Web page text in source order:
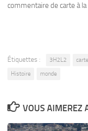
commentaire de carte à
Étiquettes : 3H2L2 carte
Histoire
monde
VOUS AIMEREZ